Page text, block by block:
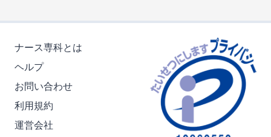
ナース専科とは
ヘルプ
お問い合わせ
利用規約
運営会社